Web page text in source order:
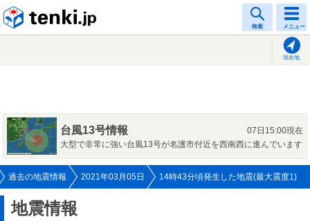
検索 メニュー
現在地
台風13号情報
07日15:00現在
大型で非常に強い台風13号が名護市付近を西南西に進んでいます
過去の地震情報 2021年03月05日 14時43分頃発生した地震(最大震度1)
地震情報